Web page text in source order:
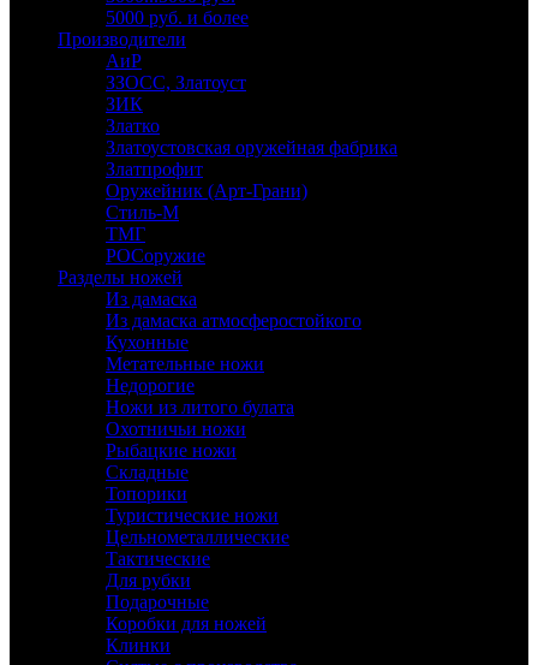
5000 руб. и более
Производители
АиР
ЗЗОСС, Златоуст
ЗИК
Златко
Златоустовская оружейная фабрика
Златпрофит
Оружейник (Арт-Грани)
Стиль-М
ТМГ
РОСоружие
Разделы ножей
Из дамаска
Из дамаска атмосферостойкого
Кухонные
Метательные ножи
Недорогие
Ножи из литого булата
Охотничьи ножи
Рыбацкие ножи
Складные
Топорики
Туристические ножи
Цельнометаллические
Тактические
Для рубки
Подарочные
Коробки для ножей
Клинки